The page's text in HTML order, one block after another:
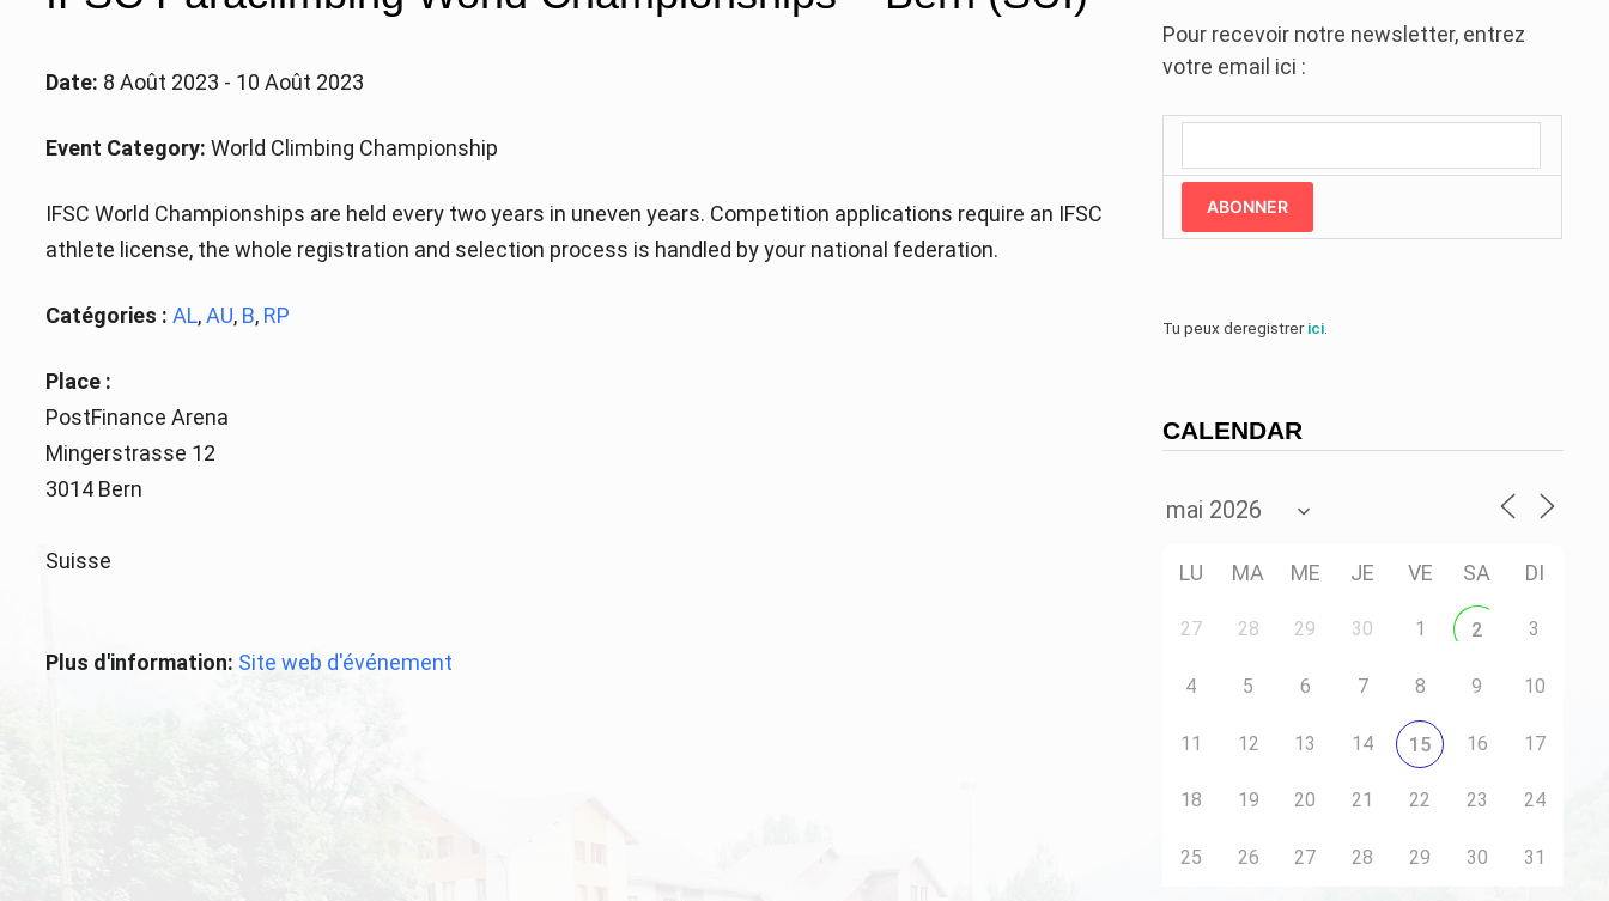
Date: 8 Août 2023 - 10 Août 2023
Event Category: World Climbing Championship
IFSC World Championships are held every two years in uneven years. Competition applications require an IFSC
athlete license, the whole registration and selection process is handled by your national federation.
Catégories : AL,AU, B, RP
Place :
PostFinance Arena
Mingerstrasse 12
3014 Bern
Suisse
Plus d'information: Site web d'événement
Pour recevoir notre newsletter, entrez
votre email ici :
ABONNER
Tu peux deregistrerici.
CALENDAR
LU MA ME JE VE SA DI
27 28 29 30 1 2 3
4 5 6 7 8 9 10
11 12 13 14 15 16 17
18 19 20 21 22 23 24
25 26 27 28 29 30 31